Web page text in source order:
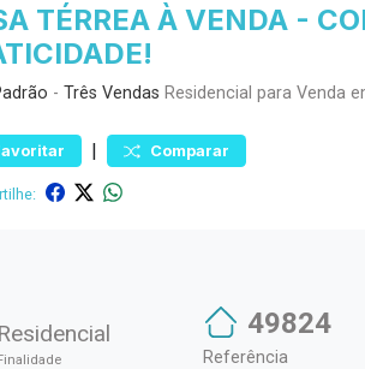
TÉRREA À VENDA -
- Três Vendas Residencial para Venda
| Comparar
Residencial 49824
Referência